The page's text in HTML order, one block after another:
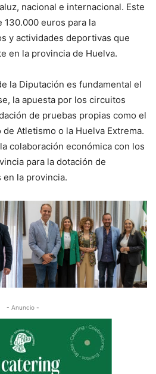
nacional e internacional. Este
130.000 euros para la
y actividades deportivas que
en la provincia de Huelva.
la Diputación es fundamental el
la apuesta por los circuitos
de pruebas propias como el
Atletismo o la Huelva Extrema.
colaboración económica con los
para la dotación de
la provincia.
- Anuncio -